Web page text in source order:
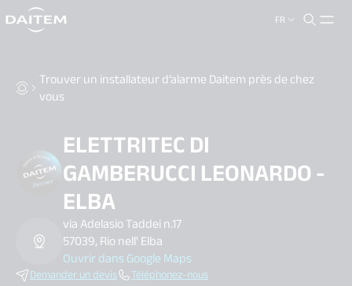
FR
search.label
Trouver un installateur d’alarme Daitem près de chez
vous
ELETTRITEC DI
GAMBERUCCI LEONARDO -
ELBA
via Adelasio Taddei n.17
57039, Rio nell' Elba
Ouvrir dans Google Maps
Demander un devis Téléphonez-nous